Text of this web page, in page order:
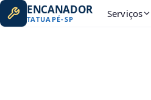
ENCANADOR
TATUAPÉ-SP Serviços